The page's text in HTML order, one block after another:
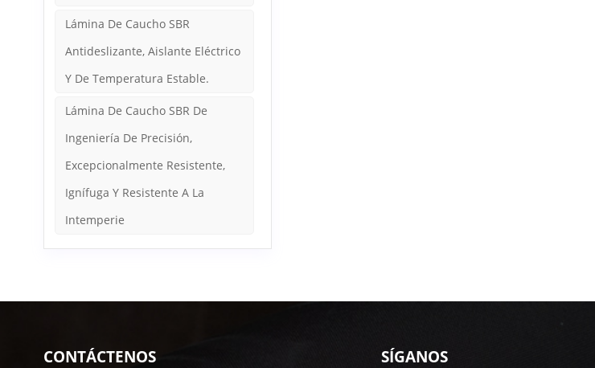
Lámina De Caucho SBR
Antideslizante, Aislante Eléctrico
Y De Temperatura Estable.
Lámina De Caucho SBR De
Ingeniería De Precisión,
Excepcionalmente Resistente,
Ignífuga Y Resistente A La
Intemperie
CONTÁCTENOS SÍGANOS